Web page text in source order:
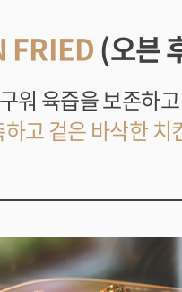
FRIED(오븐
워 육즙을 보존하
고 겉은 바삭한 치